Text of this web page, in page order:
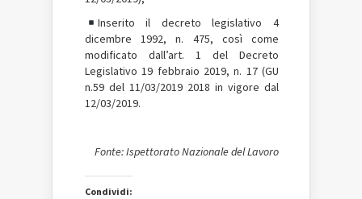
Inserito il decreto legislativo 4
dicembre 1992, n. 475, così come
modificato dall’art. 1 del Decreto
Legislativo 19 febbraio 2019, n. 17 (GU
n.59 del 11/03/2019 2018 in vigore dal
12/03/2019.
Fonte: Ispettorato Nazionale del Lavoro
Condividi: